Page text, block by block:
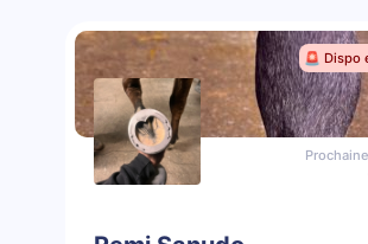
🚨 Dispo